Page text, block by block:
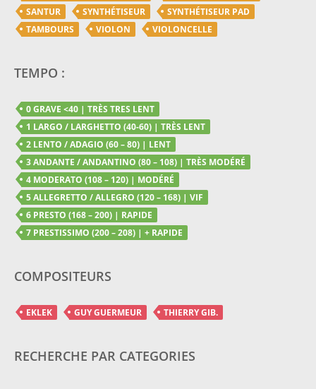
SANTUR
SYNTHÉTISEUR
SYNTHÉTISEUR PAD
TAMBOURS
VIOLON VIOLONCELLE
TEMPO :
0 GRAVE <40 | TRÈS TRES LENT
1 LARGO / LARGHETTO (40-60) | TRÈS LENT
2 LENTO / ADAGIO (60 – 80) | LENT
3 ANDANTE / ANDANTINO (80 – 108) | TRÈS MODÉRÉ
4 MODERATO (108 – 120) | MODÉRÉ
5 ALLEGRETTO / ALLEGRO (120 – 168) | VIF
6 PRESTO (168 – 200) | RAPIDE
7 PRESTISSIMO (200 – 208) | + RAPIDE
COMPOSITEURS
EKLEK GUY GUERMEUR THIERRY GIB.
RECHERCHE PAR CATEGORIES